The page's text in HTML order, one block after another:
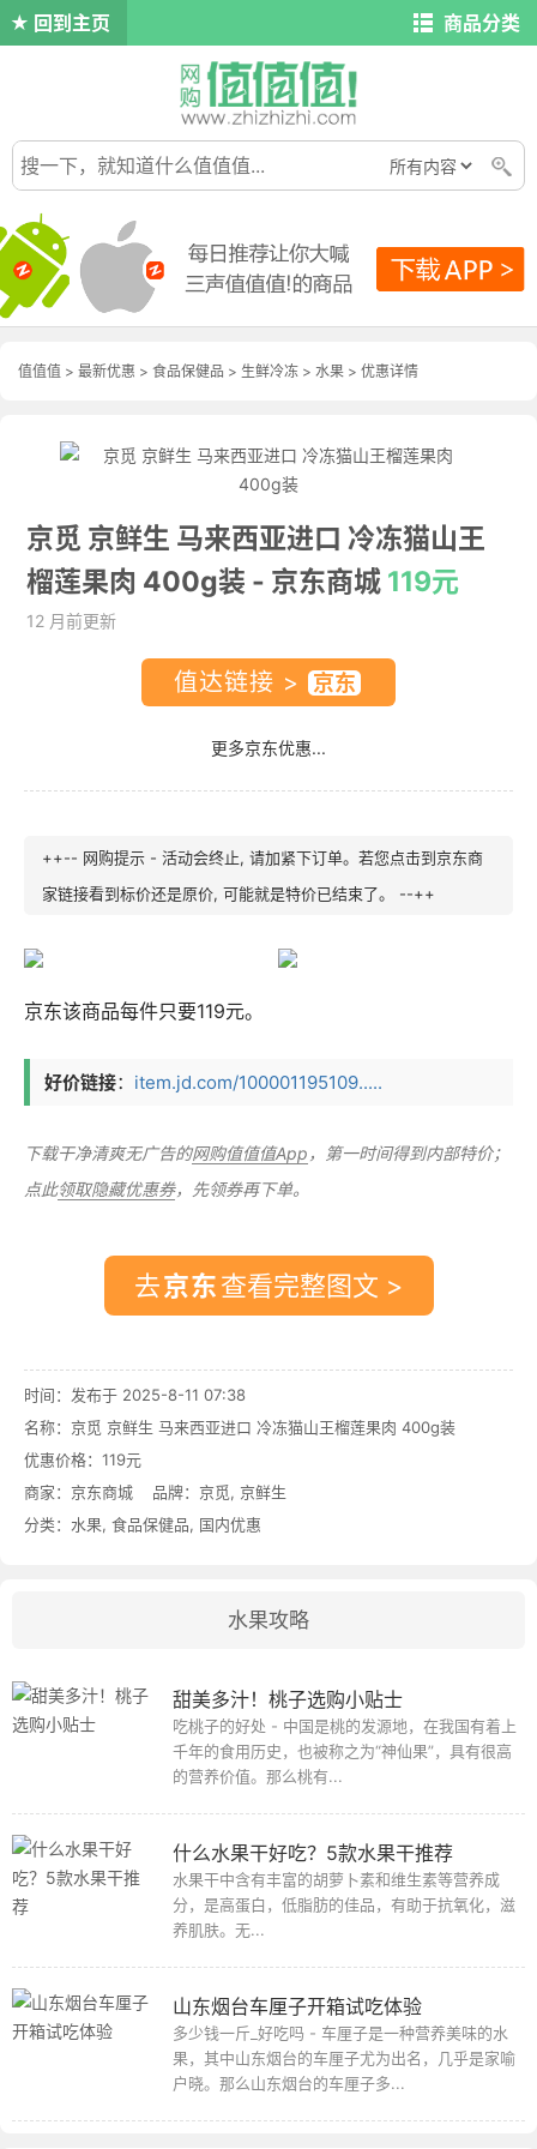
回到主页 商品分类
值值值 > 最新优惠 > 食品保健品 > 生鲜冷冻 > 水果 > 优惠详情
京觅 京鲜生 马来西亚进口 冷冻猫山王
榴莲果肉 400g装 - 京东商城 119元
12 月前更新
值达链接 >
更多京东优惠...
++-- 网购提示 - 活动会终止, 请加紧下订单。若您点击到京东商
家链接看到标价还是原价, 可能就是特价已结束了。 --++
京东该商品每件只要119元。
好价链接： item.jd.com/100001195109.....
下载干净清爽无广告的网购值值值App ，第一时间得到内部特价；
点此领取隐藏优惠券，先领券再下单。
去 查看完整图文 >
时间：发布于 2025-8-11 07:38
名称： 京觅 京鲜生 马来西亚进口 冷冻猫山王榴莲果肉 400g装
优惠价格： 119元
商家： 京东商城 品牌： 京觅, 京鲜生
分类： 水果, 食品保健品, 国内优惠
水果攻略
甜美多汁！桃子选购小贴士
吃桃子的好处 - 中国是桃的发源地，在我国有着上
千年的食用历史，也被称之为“神仙果”，具有很高
的营养价值。那么桃有...
什么水果干好吃？5款水果干推荐
水果干中含有丰富的胡萝卜素和维生素等营养成
分，是高蛋白，低脂肪的佳品，有助于抗氧化，滋
养肌肤。无...
山东烟台车厘子开箱试吃体验
多少钱一斤_好吃吗 - 车厘子是一种营养美味的水
果，其中山东烟台的车厘子尤为出名，几乎是家喻
户晓。那么山东烟台的车厘子多...